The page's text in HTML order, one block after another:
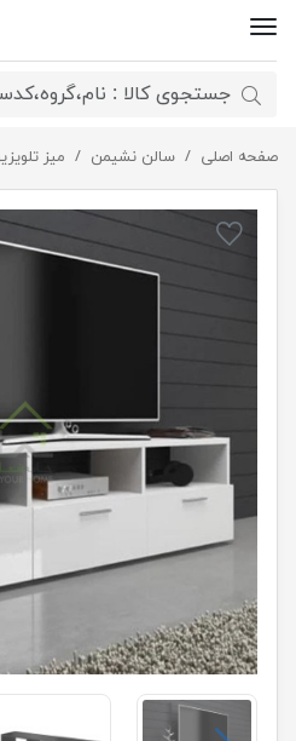
صفحه اصلی سالن نشیمن میز میزتلویزیون سه درب مدرن